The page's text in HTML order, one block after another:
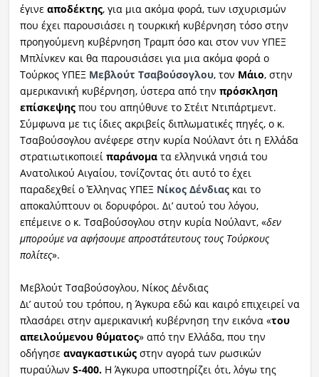
έγινε αποδέκτης, για μια ακόμα φορά, των ισχυρισμών
που έχει παρουσιάσει η τουρκική κυβέρνηση τόσο στην
προηγούμενη κυβέρνηση Τραμπ όσο και στον νυν ΥΠΕΞ
Μπλίνκεν και θα παρουσιάσει για μια ακόμα φορά ο
Τούρκος ΥΠΕΞ Μεβλούτ Τσαβούσογλου, τον Μάιο, στην
αμερικανική κυβέρνηση, ύστερα από την πρόσκληση
επίσκεψηςπου του απηύθυνε το Στέιτ Ντιπάρτμεντ.
Σύμφωνα με τις ίδιες ακριβείς διπλωματικές πηγές, ο κ.
Τσαβούσογλου ανέφερε στην κυρία Νούλαντ ότι η Ελλάδα
στρατιωτικοποιεί παράνοματα ελληνικά νησιά του
Ανατολικού Αιγαίου, τονίζοντας ότι αυτό το έχει
παραδεχθεί ο Έλληνας ΥΠΕΞ Νίκος Δένδιαςκαι το
αποκαλύπτουν οι δορυφόροι. Δι’ αυτού του λόγου,
επέμεινε ο κ. Τσαβούσογλου στην κυρία Νούλαντ, «δεν
μπορούμε να αφήσουμε απροστάτευτους τους Τούρκους
πολίτες».
Μεβλούτ Τσαβούσογλου, Νίκος Δένδιας
Δι’ αυτού του τρόπου, η Άγκυρα εδώ και καιρό επιχειρεί να
πλασάρει στην αμερικανική κυβέρνηση την εικόνα «του
απειλούμενου θύματος» από την Ελλάδα, που την
οδήγησε αναγκαστικώςστην αγορά των ρωσικών
πυραύλων S-400.Η Άγκυρα υποστηρίζει ότι, λόγω της